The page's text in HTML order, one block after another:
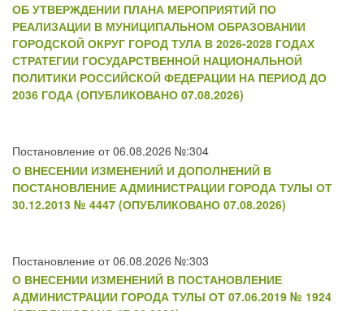
ОБ УТВЕРЖДЕНИИ ПЛАНА МЕРОПРИЯТИЙ ПО
РЕАЛИЗАЦИИ В МУНИЦИПАЛЬНОМ ОБРАЗОВАНИИ
ГОРОДСКОЙ ОКРУГ ГОРОД ТУЛА В 2026-2028 ГОДАХ
СТРАТЕГИИ ГОСУДАРСТВЕННОЙ НАЦИОНАЛЬНОЙ
ПОЛИТИКИ РОССИЙСКОЙ ФЕДЕРАЦИИ НА ПЕРИОД ДО
2036 ГОДА (ОПУБЛИКОВАНО 07.08.2026)
Постановление от 06.08.2026 №:304
О ВНЕСЕНИИ ИЗМЕНЕНИЙ И ДОПОЛНЕНИЙ В
ПОСТАНОВЛЕНИЕ АДМИНИСТРАЦИИ ГОРОДА ТУЛЫ ОТ
30.12.2013 № 4447 (ОПУБЛИКОВАНО 07.08.2026)
Постановление от 06.08.2026 №:303
О ВНЕСЕНИИ ИЗМЕНЕНИЙ В ПОСТАНОВЛЕНИЕ
АДМИНИСТРАЦИИ ГОРОДА ТУЛЫ ОТ 07.06.2019 № 1924